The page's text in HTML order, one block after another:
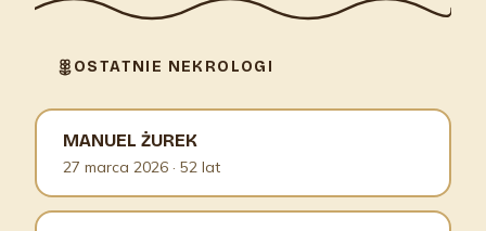
OSTATNIE NEKROLOGI
MANUEL ŻUREK
27 marca 2026 · 52 lat